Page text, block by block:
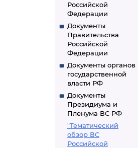
Российской
Федерации
Документы
Правительства
Российской
Федерации
Документы органов
государственной
власти РФ
Документы
Президиума и
Пленума ВС РФ
"Тематический
обзор ВС
Российской